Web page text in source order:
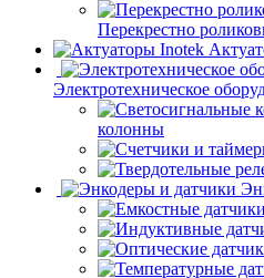
Перекрестно
Электротехническое
колонны